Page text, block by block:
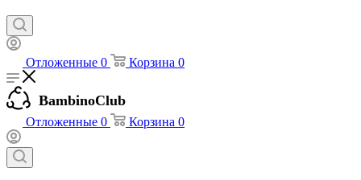
Отложенные 0 Корзина 0
BambinoClub
Отложенные 0 Корзина 0